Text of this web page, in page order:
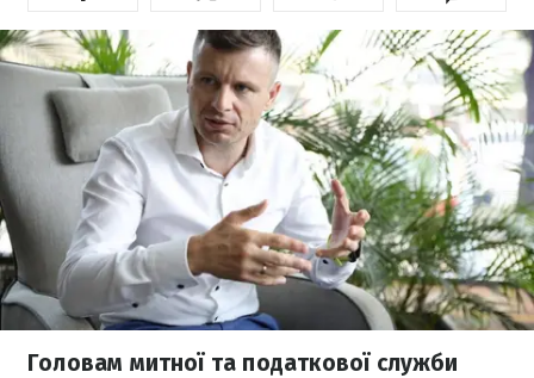
Головам митної та податкової служби